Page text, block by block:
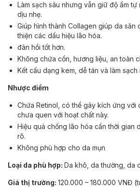
Làm sạch sâu nhưng vẫn giữ độ ẩm
dịu nhẹ.
Giúp hình thành Collagen giúp da săn
thiện các dấu hiệu lão hóa.
đàn hồi tốt hơn.
Không chứa cồn, hương liệu, an toàn
Kết cấu dạng kem, dễ tán và làm sạch
Nhược điểm
Chứa Retinol, có thể gây kích ứng với
chưa quen với hoạt chất này.
Hiệu quả chống lão hóa cần thời gian
rõ.
Không phù hợp cho da mụn
Loại da phù hợp: Da khô, da thường, da
Giá thị trường: 120.000 – 180.000 VNĐ